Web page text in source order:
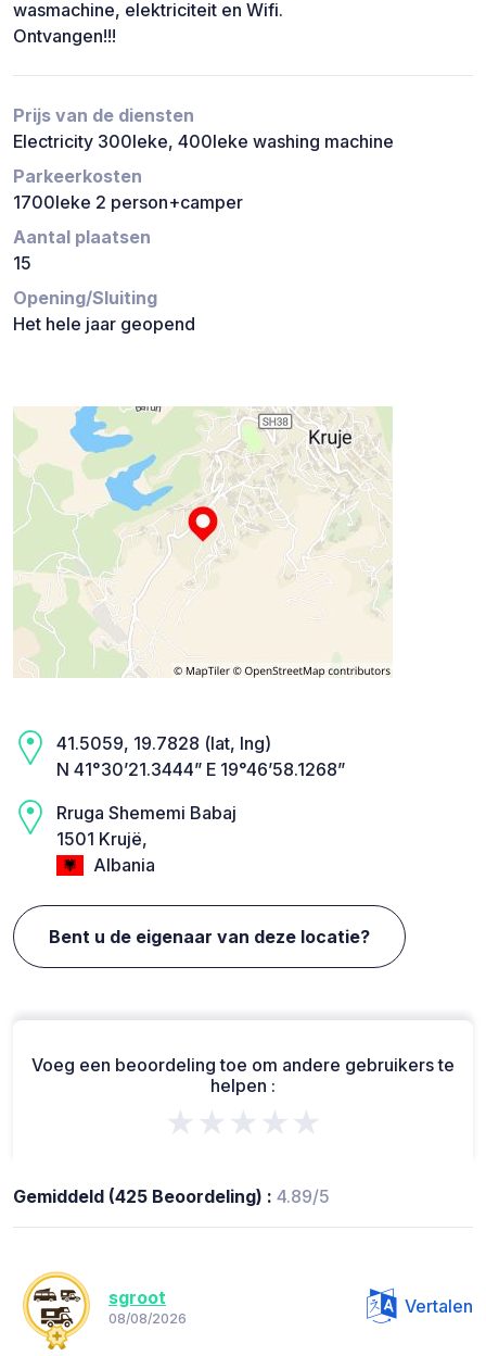
wasmachine, elektriciteit en Wifi.
Ontvangen!!!
Prijs van de diensten
Electricity 300leke, 400leke washing machine
Parkeerkosten
1700leke 2 person+camper
Aantal plaatsen
15
Opening/Sluiting
Het hele jaar geopend
41.5059, 19.7828 (lat, lng)
N 41°30’21.3444” E 19°46’58.1268”
Rruga Shememi Babaj
1501 Krujë,
Albania
Bent u de eigenaar van deze locatie?
Voeg een beoordeling toe om andere gebruikers te
helpen :
★★★★★
Gemiddeld (425 Beoordeling) : 4.89/5
sgroot
08/08/2026
Vertalen